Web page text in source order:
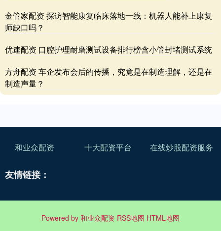
金管家配资 探访智能康复临床落地一线：机器人能补上康复
师缺口吗？
优速配资 口腔护理耐磨测试设备排行榜含小管封堵测试系统
方舟配资 车企发布会后的传播，究竟是在制造理解，还是在
制造声量？
和业众配资 十大配资平台 在线炒股配资服务
友情链接：
Powered by 和业众配资 RSS地图 HTML地图